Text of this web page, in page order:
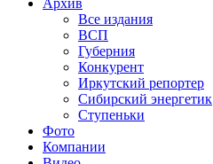
Все издания
ВСП
Губерния
Конкурент
Иркутский репортер
Сибирский энергетик
Ступеньки
Фото
Компании